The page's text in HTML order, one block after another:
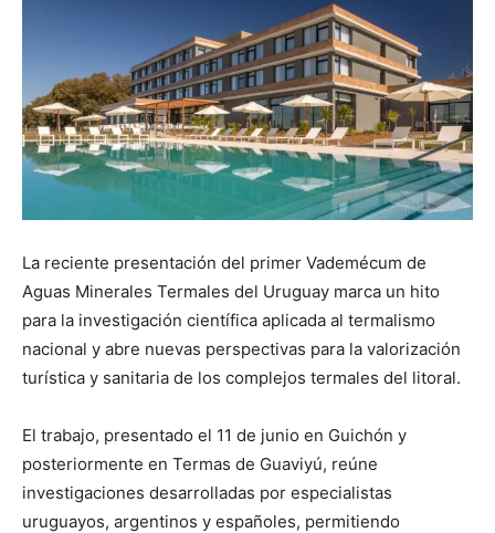
La reciente presentación del primer Vademécum de
Aguas Minerales Termales del Uruguay marca un hito
para la investigación científica aplicada al termalismo
nacional y abre nuevas perspectivas para la valorización
turística y sanitaria de los complejos termales del litoral.
El trabajo, presentado el 11 de junio en Guichón y
posteriormente en Termas de Guaviyú, reúne
investigaciones desarrolladas por especialistas
uruguayos, argentinos y españoles, permitiendo